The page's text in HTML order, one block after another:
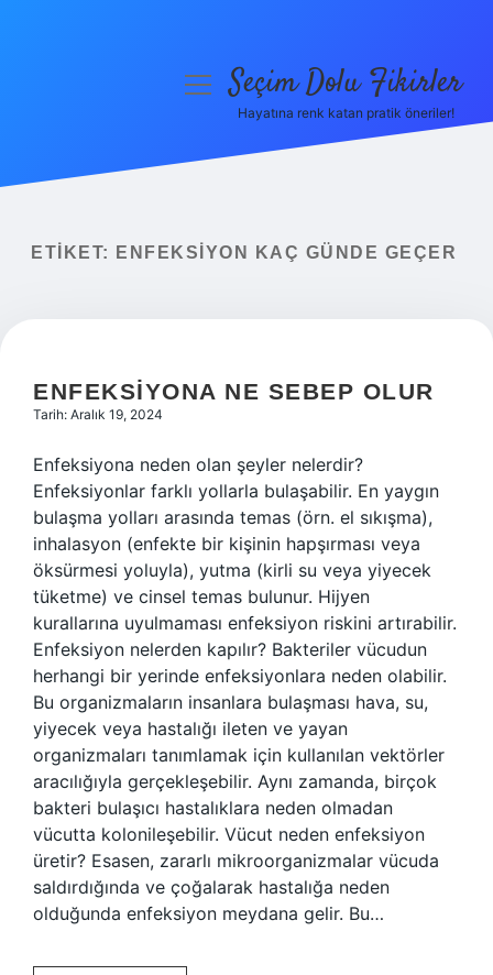
Yasal Uyarı
menüyüSeçim Dolu Fikirler
Hayatına renk katan pratik öneriler!
ETIKET: ENFEKSIYON KAÇ GÜNDE GEÇER
ENFEKSIYONA NE SEBEP OLUR
Tarih: Aralık 19, 2024
Enfeksiyona neden olan şeyler nelerdir?
Enfeksiyonlar farklı yollarla bulaşabilir. En yaygın
bulaşma yolları arasında temas (örn. el sıkışma),
inhalasyon (enfekte bir kişinin hapşırması veya
öksürmesi yoluyla), yutma (kirli su veya yiyecek
tüketme) ve cinsel temas bulunur. Hijyen
kurallarına uyulmaması enfeksiyon riskini artırabilir.
Enfeksiyon nelerden kapılır? Bakteriler vücudun
herhangi bir yerinde enfeksiyonlara neden olabilir.
Bu organizmaların insanlara bulaşması hava, su,
yiyecek veya hastalığı ileten ve yayan
organizmaları tanımlamak için kullanılan vektörler
aracılığıyla gerçekleşebilir. Aynı zamanda, birçok
bakteri bulaşıcı hastalıklara neden olmadan
vücutta kolonileşebilir. Vücut neden enfeksiyon
üretir? Esasen, zararlı mikroorganizmalar vücuda
saldırdığında ve çoğalarak hastalığa neden
olduğunda enfeksiyon meydana gelir. Bu…